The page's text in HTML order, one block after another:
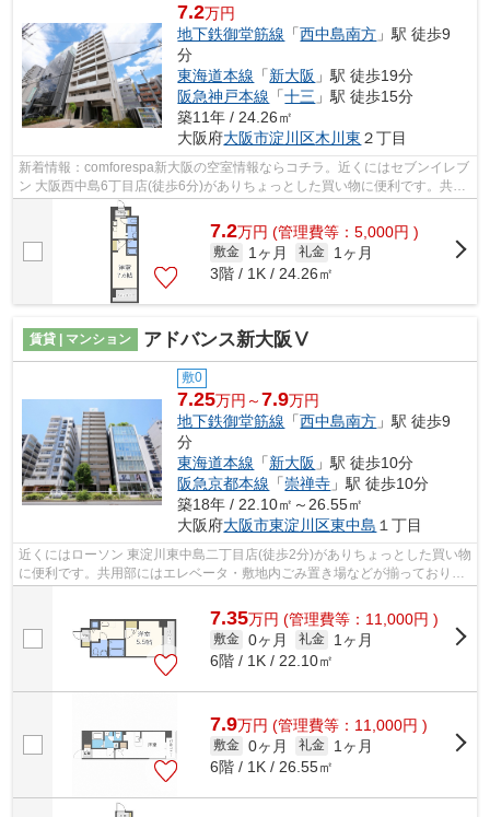
7.2万円
地下鉄御堂筋線 「西中島南方 」駅 徒歩9
分
東海道本線 「新大阪 」駅 徒歩19分
阪急神戸本線 「十三 」駅 徒歩15分
築11年 / 24.26㎡
大阪府大阪市淀川区木川東 ２丁目
新着情報：comforespa新大阪の空室情報ならコチラ。近くにはセブンイレブ
ン 大阪西中島6丁目店(徒歩6分)がありちょっとした買い物に便利です。共用
部にはエレベータ・敷地内ごみ置き場...
7.2万円 (管理費等：5,000円 )
敷金 1ヶ月 礼金
1ヶ月
3階 / 1K / 24.26㎡
賃貸 | マンション アドバンス新大阪Ⅴ
敷0
7.25万円～7.9万円
地下鉄御堂筋線 「西中島南方 」駅 徒歩9
分
東海道本線 「新大阪 」駅 徒歩10分
阪急京都本線 「崇禅寺 」駅 徒歩10分
築18年 / 22.10㎡～26.55㎡
大阪府大阪市東淀川区東中島 １丁目
近くにはローソン 東淀川東中島二丁目店(徒歩2分)がありちょっとした買い物
に便利です。共用部にはエレベータ・敷地内ごみ置き場などが揃っておりま
7.35万円 (管理費等：11,000円 )
敷金 0ヶ月 礼金
1ヶ月
6階 / 1K / 22.10㎡
7.9万円 (管理費等：11,000円 )
敷金 0ヶ月 礼金
1ヶ月
6階 / 1K / 26.55㎡